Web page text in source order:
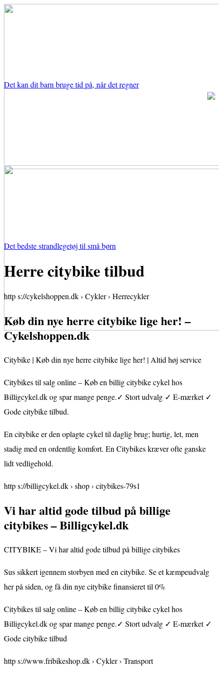
Det kan dit barn bruge tid på, når det regner
Det bedste strandlegetøj til små børn
Herre citybike tilbud
http s://cykelshoppen.dk › Cykler › Herrecykler
Køb din nye herre citybike lige her! –
Cykelshoppen.dk
Citybike | Køb din nye herre citybike lige her! | Altid høj service
Citybikes til salg online – Køb en billig citybike cykel hos
Billigcykel.dk og spar mange penge.✓ Stort udvalg ✓ E-mærket ✓
Gode citybike tilbud.
En citybike er den oplagte cykel til daglig brug; hurtig, let, men
stadig med en ordentlig komfort. En Citybikes kræver ofte ganske
lidt vedligehold.
http s://billigcykel.dk › shop › citybikes-79s1
Vi har altid gode tilbud på billige
citybikes – Billigcykel.dk
CITYBIKE – Vi har altid gode tilbud på billige citybikes
Sus sikkert igennem storbyen med en citybike. Se et kæmpeudvalg
her på siden, og få din nye citybike finansieret til 0%
Citybikes til salg online – Køb en billig citybike cykel hos
Billigcykel.dk og spar mange penge.✓ Stort udvalg ✓ E-mærket ✓
Gode citybike tilbud
http s://www.fribikeshop.dk › Cykler › Transport